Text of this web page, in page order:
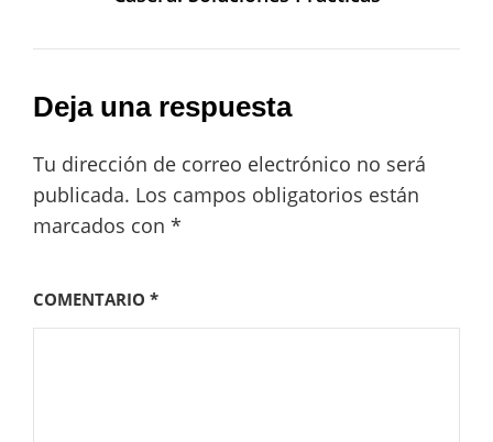
Deja una respuesta
Tu dirección de correo electrónico no será
publicada. Los campos obligatorios están
marcados con *
COMENTARIO *